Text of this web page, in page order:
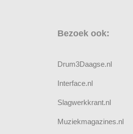
Bezoek ook:
Drum3Daagse.nl
Interface.nl
Slagwerkkrant.nl
Muziekmagazines.nl